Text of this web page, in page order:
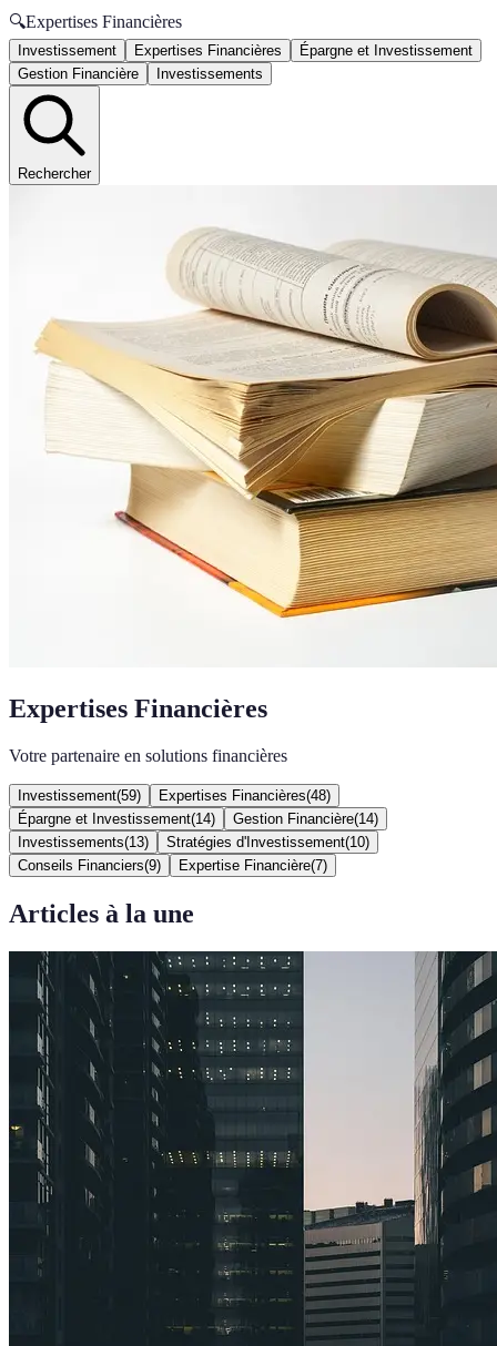
🔍Expertises Financières
Investissement Expertises Financières
Épargne et Investissement
Gestion Financière
Investissements
Rechercher
Expertises Financières
Votre partenaire en solutions financières
Investissement(59) Expertises Financières(48)
Épargne et Investissement(14) Gestion Financière(14)
Investissements(13) Stratégies d'Investissement(10)
Conseils Financiers(9) Expertise Financière(7)
Articles à la une